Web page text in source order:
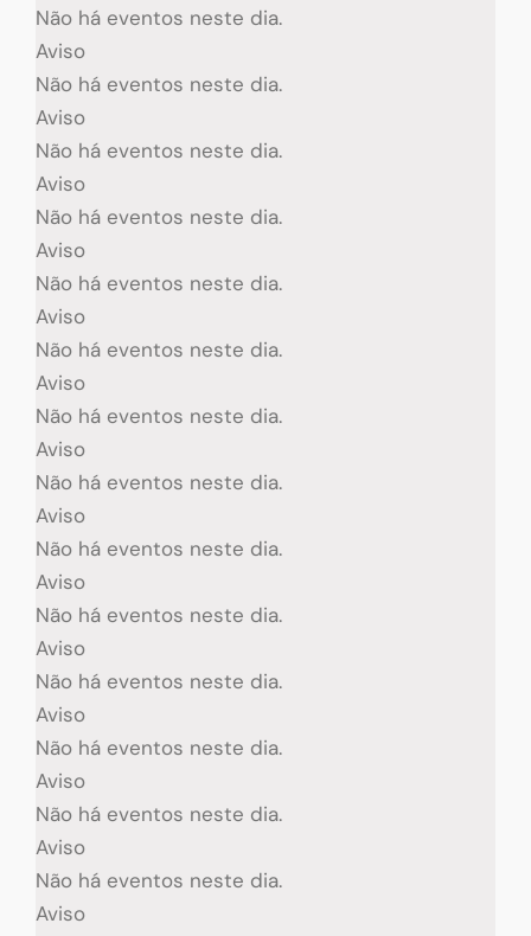
Não há eventos neste dia.
Aviso
Não há eventos neste dia.
Aviso
Não há eventos neste dia.
Aviso
Não há eventos neste dia.
Aviso
Não há eventos neste dia.
Aviso
Não há eventos neste dia.
Aviso
Não há eventos neste dia.
Aviso
Não há eventos neste dia.
Aviso
Não há eventos neste dia.
Aviso
Não há eventos neste dia.
Aviso
Não há eventos neste dia.
Aviso
Não há eventos neste dia.
Aviso
Não há eventos neste dia.
Aviso
Não há eventos neste dia.
Aviso